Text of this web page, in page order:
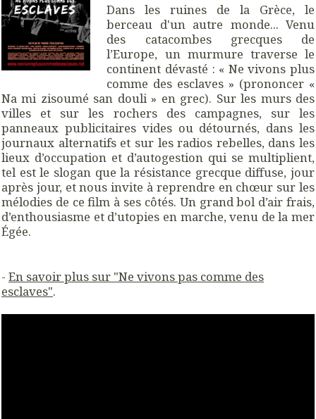
Dans les ruines de la Grèce, le
berceau d'un autre monde... Venu
des catacombes grecques de
l’Europe, un murmure traverse le
continent dévasté : « Ne vivons plus
comme des esclaves » (prononcer «
Na mi zisoumé san douli » en grec). Sur les murs des
villes et sur les rochers des campagnes, sur les
panneaux publicitaires vides ou détournés, dans les
journaux alternatifs et sur les radios rebelles, dans les
lieux d’occupation et d’autogestion qui se multiplient,
tel est le slogan que la résistance grecque diffuse, jour
après jour, et nous invite à reprendre en chœur sur les
mélodies de ce film à ses côtés. Un grand bol d’air frais,
d’enthousiasme et d’utopies en marche, venu de la mer
Égée.
- En savoir plus sur "Ne vivons pas comme des
esclaves".